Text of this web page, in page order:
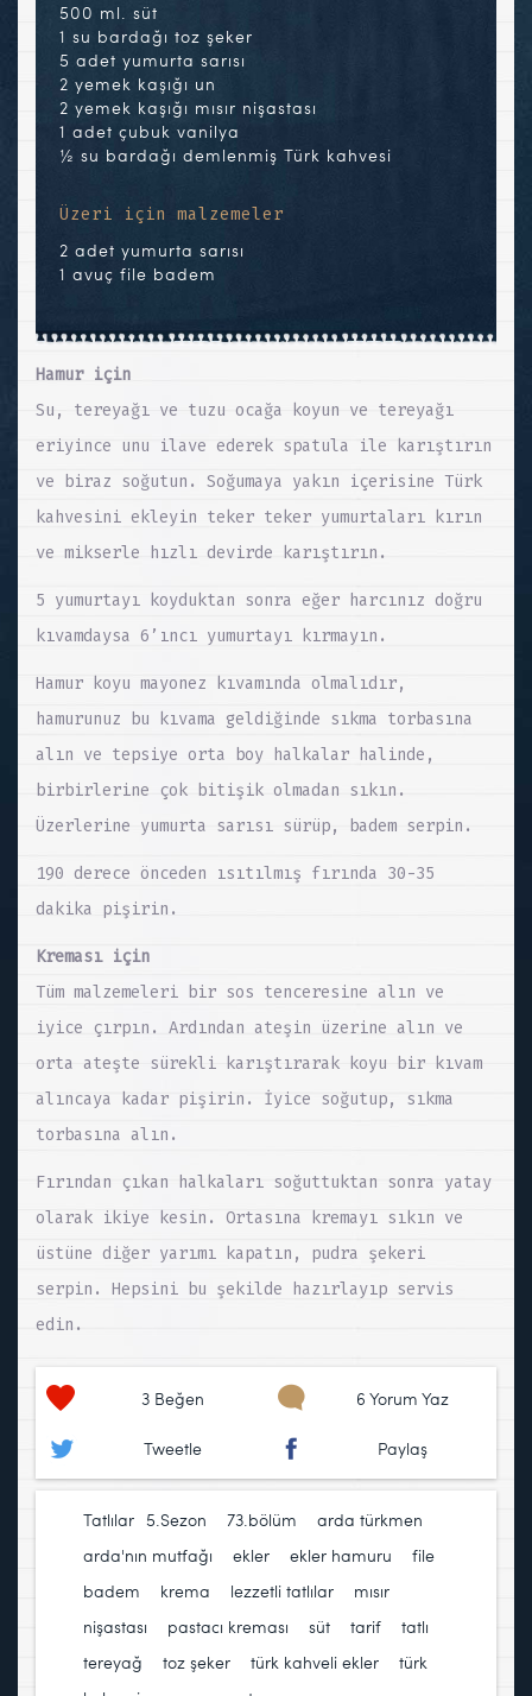
500 ml. süt
1 su bardağı toz şeker
5 adet yumurta sarısı
2 yemek kaşığı un
2 yemek kaşığı mısır nişastası
1 adet çubuk vanilya
½ su bardağı demlenmiş Türk kahvesi
Üzeri için malzemeler
2 adet yumurta sarısı
1 avuç file badem
Hamur için
Su, tereyağı ve tuzu ocağa koyun ve tereyağı
eriyince unu ilave ederek spatula ile karıştırın
ve biraz soğutun. Soğumaya yakın içerisine Türk
kahvesini ekleyin teker teker yumurtaları kırın
ve mikserle hızlı devirde karıştırın.
5 yumurtayı koyduktan sonra eğer harcınız doğru
kıvamdaysa 6’ıncı yumurtayı kırmayın.
Hamur koyu mayonez kıvamında olmalıdır,
hamurunuz bu kıvama geldiğinde sıkma torbasına
alın ve tepsiye orta boy halkalar halinde,
birbirlerine çok bitişik olmadan sıkın.
Üzerlerine yumurta sarısı sürüp, badem serpin.
190 derece önceden ısıtılmış fırında 30-35
dakika pişirin.
Kreması için
Tüm malzemeleri bir sos tenceresine alın ve
iyice çırpın. Ardından ateşin üzerine alın ve
orta ateşte sürekli karıştırarak koyu bir kıvam
alıncaya kadar pişirin. İyice soğutup, sıkma
torbasına alın.
Fırından çıkan halkaları soğuttuktan sonra yatay
olarak ikiye kesin. Ortasına kremayı sıkın ve
üstüne diğer yarımı kapatın, pudra şekeri
serpin. Hepsini bu şekilde hazırlayıp servis
edin.
3 Beğen 6 Yorum Yaz
Tweetle Paylaş
Tatlılar 5.Sezon 73.bölüm arda türkmen
arda'nın mutfağı
ekler ekler hamuru
file
badem
krema lezzetli tatlılar
mısır
nişastası
pastacı kreması süt tarif tatlı
tereyağ
toz şeker türk kahveli ekler
türk